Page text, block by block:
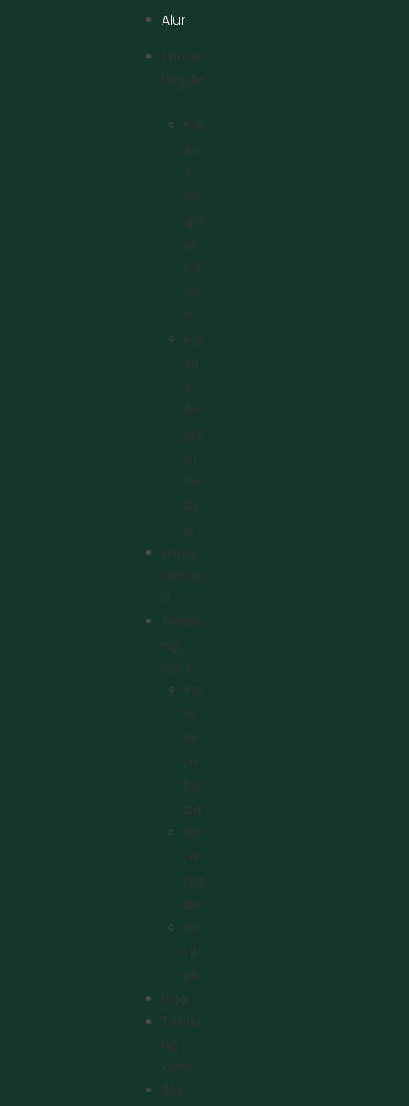
Alur
Kursus
Regule
R
Kur
Su
S
Re
Gul
Er
Of
Flin
E
Kur
Su
S
Re
Gul
Er
On
Lin
E
Kartu
Prakerj
A
Tenta
Ng
Kami
Pro
Fil
Le
M
Ba
Ga
Ke
Mi
Tra
An
Ko
Nt
Ak
Blog
Tenta
Ng
Kami
Alur